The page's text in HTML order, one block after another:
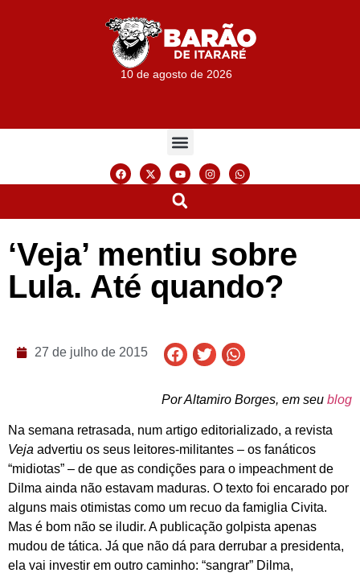
10 de agosto de 2026
‘Veja’ mentiu sobre
Lula. Até quando?
27 de julho de 2015
Por Altamiro Borges, em seu blog
Na semana retrasada, num artigo editorializado, a revista
Veja advertiu os seus leitores-militantes – os fanáticos
“midiotas” – de que as condições para o impeachment de
Dilma ainda não estavam maduras. O texto foi encarado por
alguns mais otimistas como um recuo da famiglia Civita.
Mas é bom não se iludir. A publicação golpista apenas
mudou de tática. Já que não dá para derrubar a presidenta,
ela vai investir em outro caminho: “sangrar” Dilma,